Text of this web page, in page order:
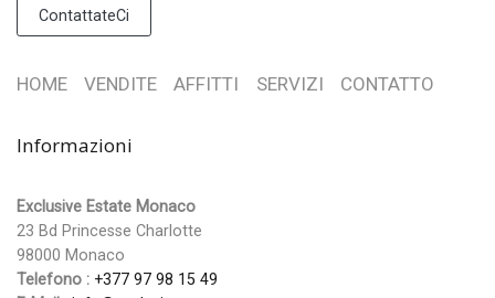
ContattateCi
HOME VENDITE AFFITTI SERVIZI CONTATTO
Informazioni
Exclusive Estate Monaco
23 Bd Princesse Charlotte
98000 Monaco
Telefono : +377 97 98 15 49